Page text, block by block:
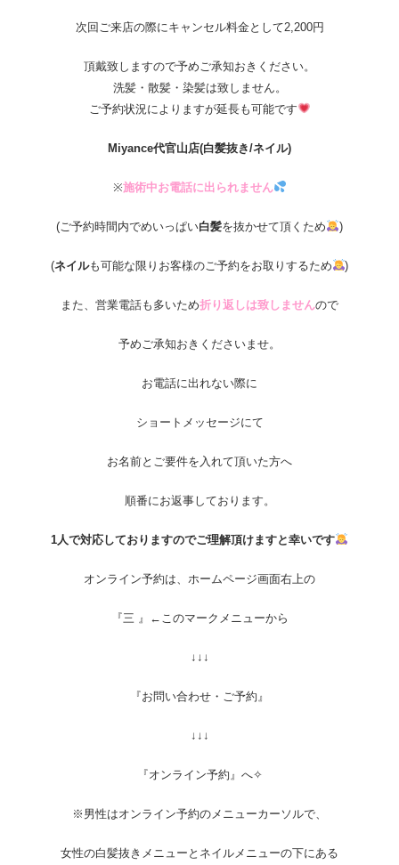
次回ご来店の際にキャンセル料金として2,200円
頂戴致しますので予めご承知おきください。
洗髪・散髪・染髪は致しません。
ご予約状況によりますが延長も可能です
Miyance代官山店(白髪抜き/ネイル)
※施術中お電話に出られません
(ご予約時間内でめいっぱい白髪を抜かせて頂くため )
(ネイルも可能な限りお客様のご予約をお取りするため )
また、営業電話も多いため折り返しは致しませんので
予めご承知おきくださいませ。
お電話に出れない際に
ショートメッセージにて
お名前とご要件を入れて頂いた方へ
順番にお返事しております。
1人で対応しておりますのでご理解頂けますと幸いです
オンライン予約は、ホームページ画面右上の
『三 』←このマークメニューから
↓↓↓
『お問い合わせ・ご予約』
↓↓↓
『オンライン予約』へ✧︎
※男性はオンライン予約のメニューカーソルで、
女性の白髪抜きメニューとネイルメニューの下にある